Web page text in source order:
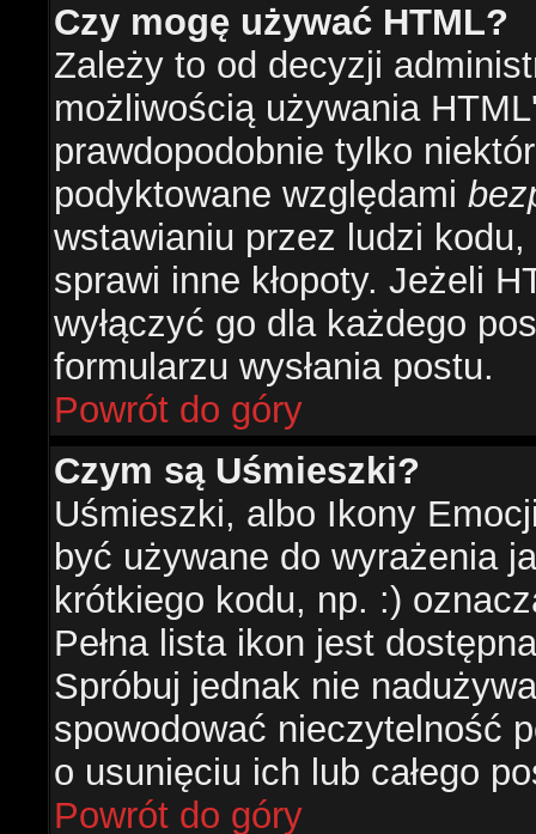
Czy mogę używać HTML?
Zależy to od decyzji
możliwością używania
prawdopodobnie tylko
podyktowane względami
wstawianiu przez ludzi
sprawi inne kłopoty. Jeżeli
wyłączyć go dla każdego
formularzu wysłania postu.
Powrót do góry
Czym są Uśmieszki?
Uśmieszki, albo Ikony
być używane do wyrażenia
krótkiego kodu, np. :)
Pełna lista ikon jest
Spróbuj jednak nie
spowodować nieczytelność
o usunięciu ich lub całego
Powrót do góry